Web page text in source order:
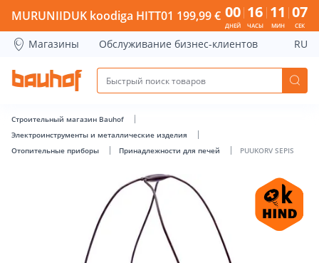
PUUKORV SEPIS - Bauhof has loaded
MURUNIIDUK koodiga HITT01 199,99 € 00
ДНЕЙ
16
ЧАСЫ
11
МИН
06
СЕК
Магазины Обслуживание бизнес-клиентов RU
Строительный магазин Bauhof
Электроинструменты и металлические изделия
Отопительные приборы
Принадлежности для печей PUUKORV SEPIS